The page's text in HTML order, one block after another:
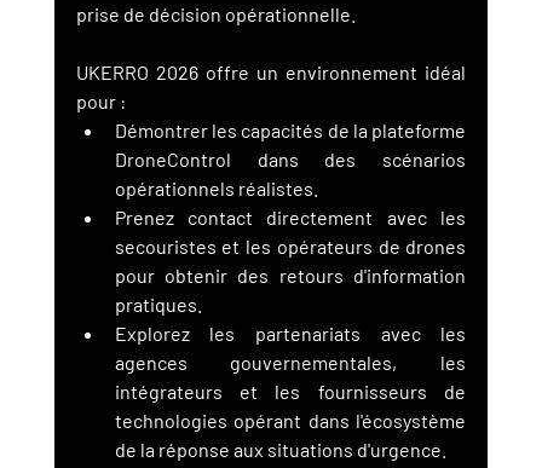
prise de décision opérationnelle.
UKERRO 2026 offre un environnement idéal
pour :
Démontrer les capacités de la plateforme
DroneControl dans des scénarios
opérationnels réalistes.
Prenez contact directement avec les
secouristes et les opérateurs de drones
pour obtenir des retours d'information
pratiques.
Explorez les partenariats avec les
agences gouvernementales, les
intégrateurs et les fournisseurs de
technologies opérant dans l'écosystème
de la réponse aux situations d'urgence.